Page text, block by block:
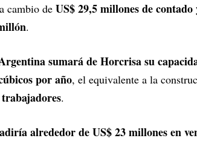
a cambio de US$ 29,5 millones de
.
sumará de Horcrisa su
por año, el equivalente a la
.
alrededor de US$ 23 millones en